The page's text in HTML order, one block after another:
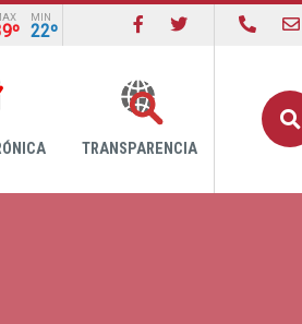
MIN
22º
TRANSPARENCIA